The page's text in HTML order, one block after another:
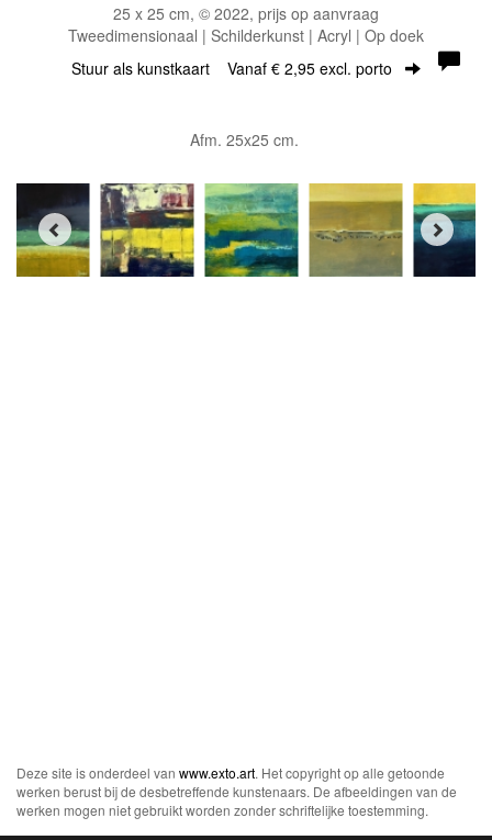
25 x 25 cm, © 2022, prijs op aanvraag
Tweedimensionaal | Schilderkunst | Acryl | Op doek
Stuur als kunstkaart Vanaf € 2,95 excl. porto
Afm. 25x25 cm.
Deze site is onderdeel van www.exto.art. Het copyright op alle getoonde
werken berust bij de desbetreffende kunstenaars. De afbeeldingen van de
werken mogen niet gebruikt worden zonder schriftelijke toestemming.